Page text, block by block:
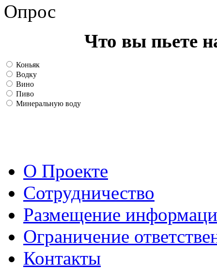
Опрос
Что вы пьете
Коньяк
Водку
Вино
Пиво
Минеральную воду
О Проекте
Сотрудничество
Размещение
Ограничение
Контакты